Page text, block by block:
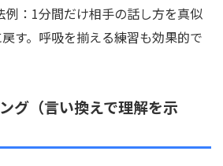
例：1分間だけ相手の話し方を真似
す。呼吸を揃える練習も効果的で
グ（言い換えで理解を示